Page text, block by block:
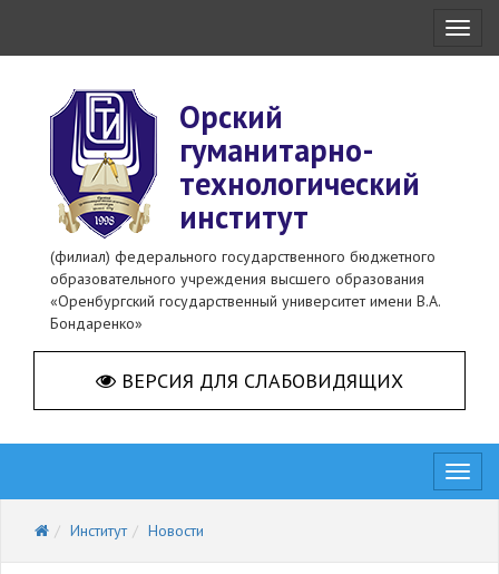
Орский
гуманитарно-
технологический
институт
(филиал) федерального государственного бюджетного
образовательного учреждения высшего образования
«Оренбургский государственный университет имени В.А.
Бондаренко»
ВЕРСИЯ ДЛЯ СЛАБОВИДЯЩИХ
Институт
Новости